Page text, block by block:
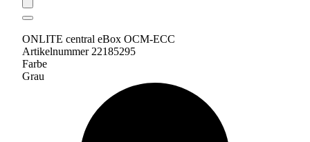
ONLITE central eBox OCM-ECC
Artikelnummer 22185295
Farbe
Grau